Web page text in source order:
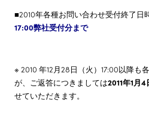
■2010年各種お問い合わせ受付終了日
17:00弊社受付分まで
※ 2010 年12月28日（火）17:00以降も
が、ご返答につきましては2011年1月
せていただきます。